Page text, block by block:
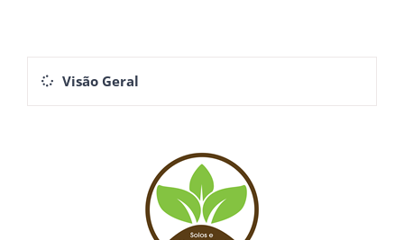
Visão Geral